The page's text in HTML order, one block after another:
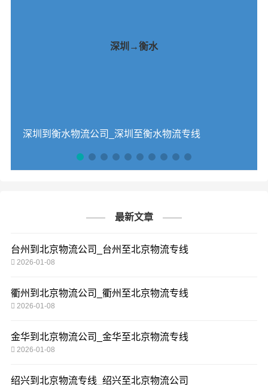
深圳→衡水
深圳到衡水物流公司_深圳至衡水物流专线
最新文章
台州到北京物流公司_台州至北京物流专线
2026-01-08
衢州到北京物流公司_衢州至北京物流专线
2026-01-08
金华到北京物流公司_金华至北京物流专线
2026-01-08
绍兴到北京物流专线_绍兴至北京物流公司